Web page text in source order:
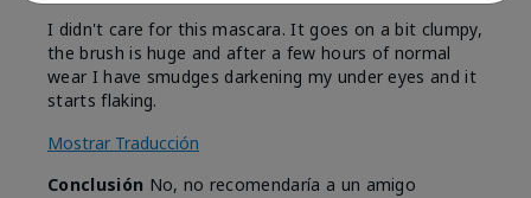
I didn't care for this mascara. It goes on a bit clumpy,
the brush is huge and after a few hours of normal
wear I have smudges darkening my under eyes and it
starts flaking.
Mostrar Traducción
Conclusión No, no recomendaría a un amigo